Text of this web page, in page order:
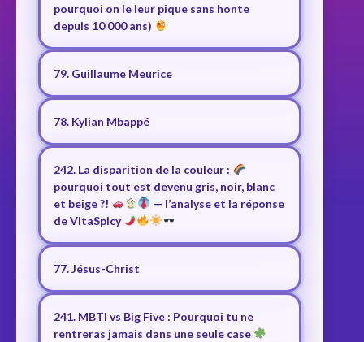
pourquoi on le leur pique sans honte
depuis 10 000 ans)
79. Guillaume Meurice
78. Kylian Mbappé
242. La disparition de la couleur :
pourquoi tout est devenu gris, noir, blanc
et beige ?!
— l’analyse et la réponse
de VitaSpicy
77. Jésus-Christ
241. MBTI vs Big Five : Pourquoi tu ne
rentreras jamais dans une seule case